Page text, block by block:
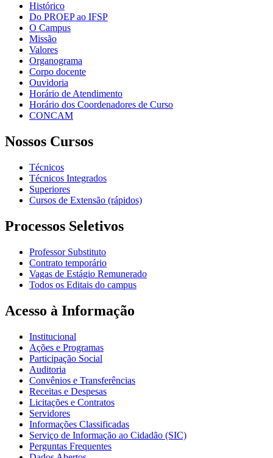
Histórico
Do PROEP ao IFSP
O Campus
Missão
Valores
Organograma
Corpo docente
Ouvidoria
Horário de Atendimento
Horário dos Coordenadores de Curso
CONCAM
Nossos Cursos
Técnicos
Técnicos Integrados
Superiores
Cursos de Extensão (rápidos)
Processos Seletivos
Professor Substituto
Contrato temporário
Vagas de Estágio Remunerado
Todos os Editais do campus
Acesso à Informação
Institucional
Ações e Programas
Participação Social
Auditoria
Convênios e Transferências
Receitas e Despesas
Licitações e Contratos
Servidores
Informações Classificadas
Serviço de Informação ao Cidadão (SIC)
Perguntas Frequentes